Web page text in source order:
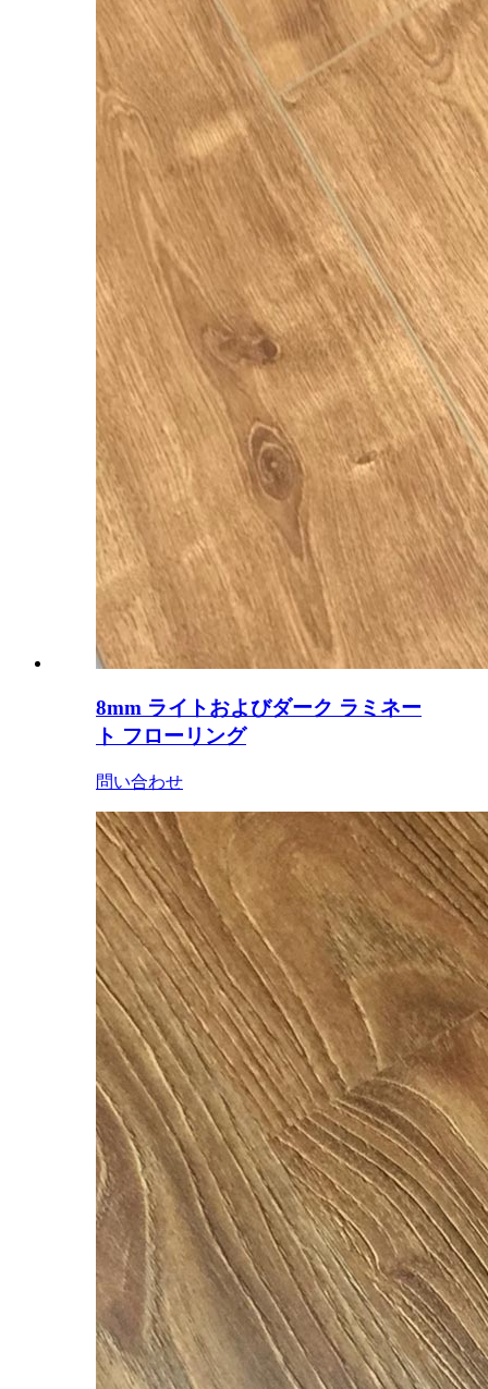
8mm ライトおよびダーク ラミネー
ト フローリング
問い合わせ